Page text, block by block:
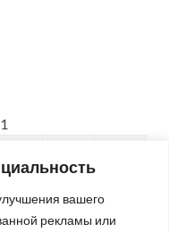
вашего
рекламы или
6 7
8